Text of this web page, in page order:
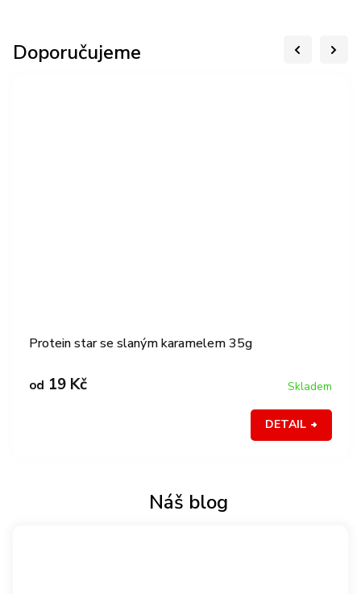
Doporučujeme
Protein star se slaným karamelem 35g
Skladem
od 19 Kč
DETAIL